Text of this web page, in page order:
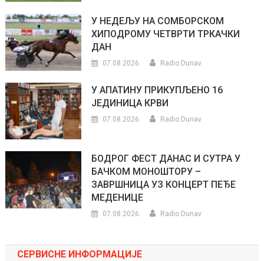
У НЕДЕЉУ НА СОМБОРСКОМ
ХИПОДРОМУ ЧЕТВРТИ ТРКАЧКИ
ДАН
07.08.2026. Radio Dunav
У АПАТИНУ ПРИКУПЉЕНО 16
ЈЕДИНИЦА КРВИ
07.08.2026. Radio Dunav
БОДРОГ ФЕСТ ДАНАС И СУТРА У
БАЧКОМ МОНОШТОРУ –
ЗАВРШНИЦА УЗ КОНЦЕРТ ПЕЂЕ
МЕДЕНИЦЕ
07.08.2026. Radio Dunav
СЕРВИСНЕ ИНФОРМАЦИЈЕ